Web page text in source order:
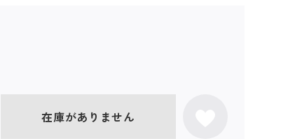
在庫がありません